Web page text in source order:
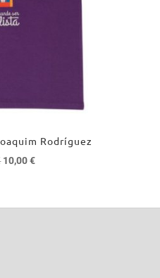
Rodríguez
El
era:
10,00€El
es: